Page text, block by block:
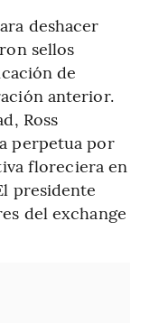
deshacer
sellos
de
anterior.
Ross
perpetua por
floreciera en
presidente
del exchange